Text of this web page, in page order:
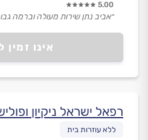
אינו זמין
5.00
״אביב נתן שירות מעולה וברמה
רפאל ישראל ניקיון